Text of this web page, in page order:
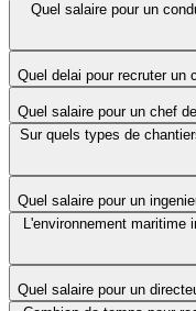
Quel salaire pour un
Quel delai pour recruter un
Quel salaire pour un chef
Sur quels types de
Quel salaire pour un
L'environnement maritime
Quel salaire pour un